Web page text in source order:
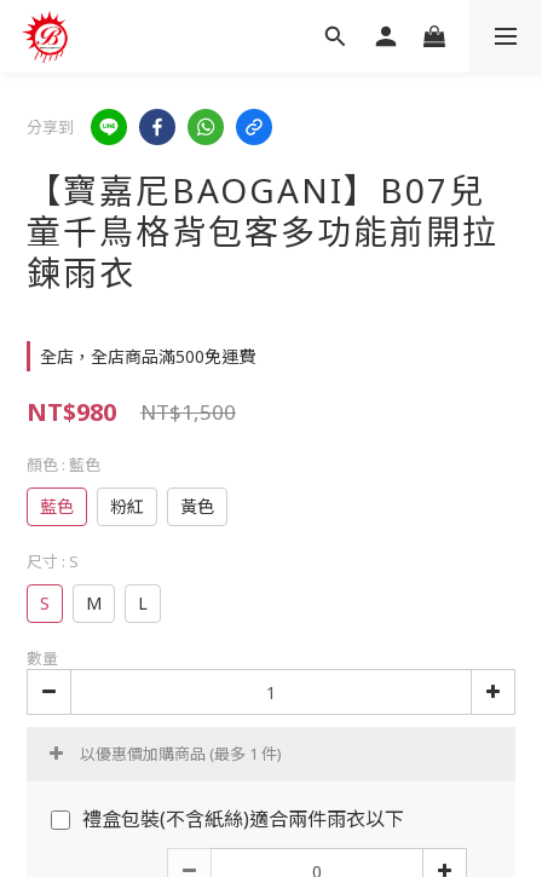
分享到
【寶嘉尼BAOGANI】B07兒
童千鳥格背包客多功能前開拉
鍊雨衣
全店，全店商品滿500免運費
NT$980 NT$1,500
顏色 : 藍色
藍色 粉紅 黃色
尺寸 : S
S M L
數量
以優惠價加購商品 (最多 1 件)
禮盒包裝(不含紙絲)適合兩件雨衣以下